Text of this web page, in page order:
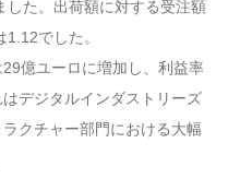
た。出荷額に対する受注額
でした。
億ユーロに増加し、利益率
デジタルインダストリーズ
クチャー部門における大幅